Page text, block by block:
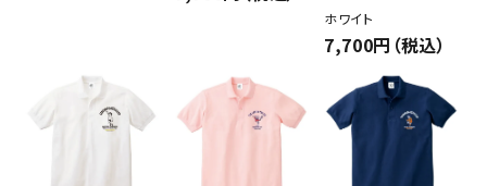
ホワイト
7,700円（税込）